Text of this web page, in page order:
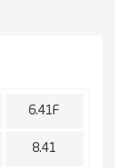
6.41F
8.41